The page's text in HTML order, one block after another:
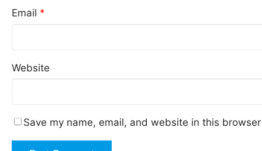
Email *
Website
Save my name, email, and website in this